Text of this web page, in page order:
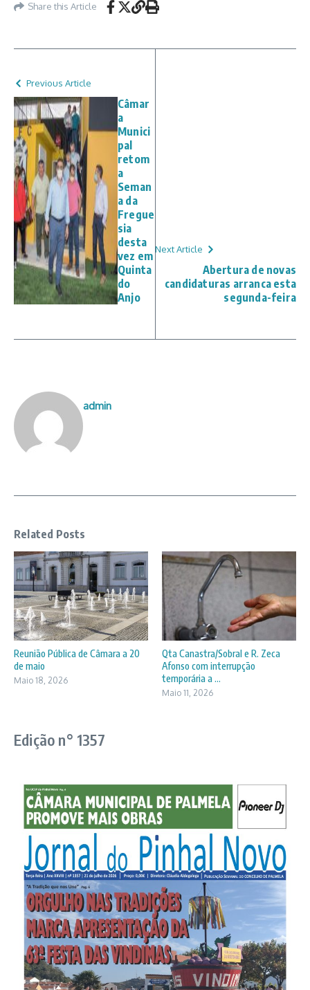
Share this Article
Previous Article
Câmar
a
Munici
pal
retom
a
Seman
a da
Fregue
sia
desta
vez em
Quinta
do
Anjo
Next Article
Abertura de novas
candidaturas arranca esta
segunda-feira
admin
Related Posts
Reunião Pública de Câmara a 20
de maio
Maio 18, 2026
Qta Canastra/Sobral e R. Zeca
Afonso com interrupção
temporária a ...
Maio 11, 2026
Edição n° 1357